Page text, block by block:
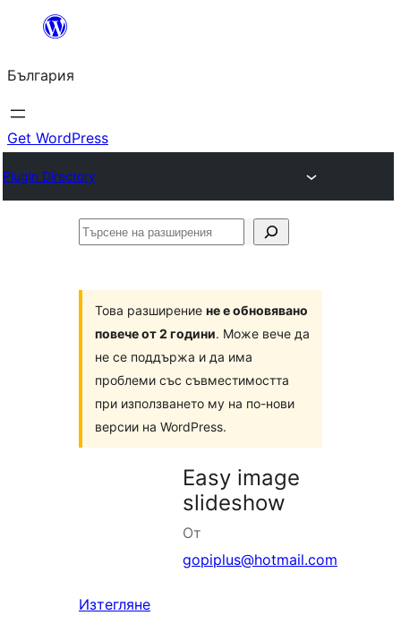
България
Get WordPress
Plugin Directory
Търсене
Това разширение не е обновявано
повече от 2 години. Може вече да
не се поддържа и да има
проблеми със съвместимостта
при използването му на по-нови
версии на WordPress.
Easy image
slideshow
От
gopiplus@hotmail.com
Изтегляне